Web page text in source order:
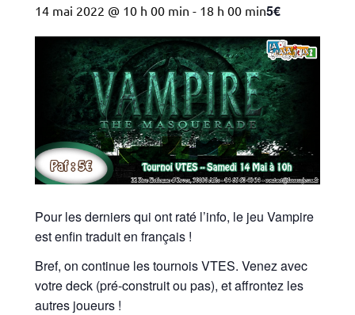
14 mai 2022 @ 10 h 00 min - 18 h 00 min5€
Pour les derniers qui ont raté l’info, le jeu Vampire
est enfin traduit en français !
Bref, on continue les tournois VTES. Venez avec
votre deck (pré-construit ou pas), et affrontez les
autres joueurs !